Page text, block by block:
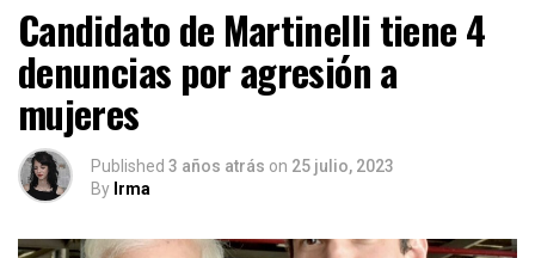
Candidato de Martinelli tiene 4
denuncias por agresión a
mujeres
Published 3 años atrás on 25 julio, 2023
By Irma